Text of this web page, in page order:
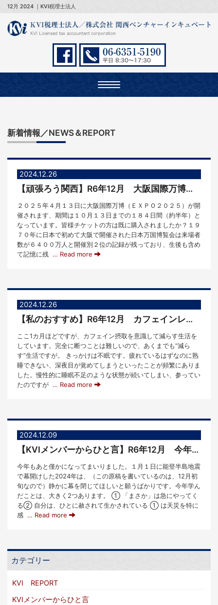
12月 2024 ｜KVI税理士法人
Toggle
navigation
新着情報／NEWS＆REPORT
2024.12.26
【頑張ろう関西】R6年12月 大阪国際万博開催に当たって
２０２５年４月１３日に大阪国際万博（ＥＸＰＯ２０２５）が開
催されます、期間は１０月１３日までの１８４日間（約半年）と
なっています。皆様チケットの方は既に購入されましたか？１９
７０年に日本で初めて大阪で開催された日本万国博覧会は来場者
数が６４００万人と開催別２位の記録が残っており、生後も含め
て記憶に残 … Read more
2024.12.26
【私のおすすめ】R6年12月 カフェインレス生活
ここ1カ月ほどですが、カフェイン摂取を意識して減らす生活を
しています。完全に断つことは難しいので、あくまでも“減ら
す”生活ですが。 きっかけは不眠です。疲れているはずなのに熟
睡できない、深夜目が覚めてしまうといったことが頻繁にありま
した。慢性的に睡眠不足のような状態が続いてしまい、参ってい
たのですが … Read more
2024.12.09
【KVIメンバーからひと言】R6年12月 今年学んだこと
今年もあと僅かになってまいりました。１月１日に能登半島地震
で幕開けした2024年は、（この原稿を書いているのは、12月初
旬なので）静かに幕を閉じてほしいと願うばかりです。今年学ん
だことは、大きく2つあります。 ① 「まさか」は急にやってく
る② 自分は、ひとに赦されて生かされている ① は天災を特に
感 … Read more
カテゴリー
KVI REPORT
KVIメンバーからひと言